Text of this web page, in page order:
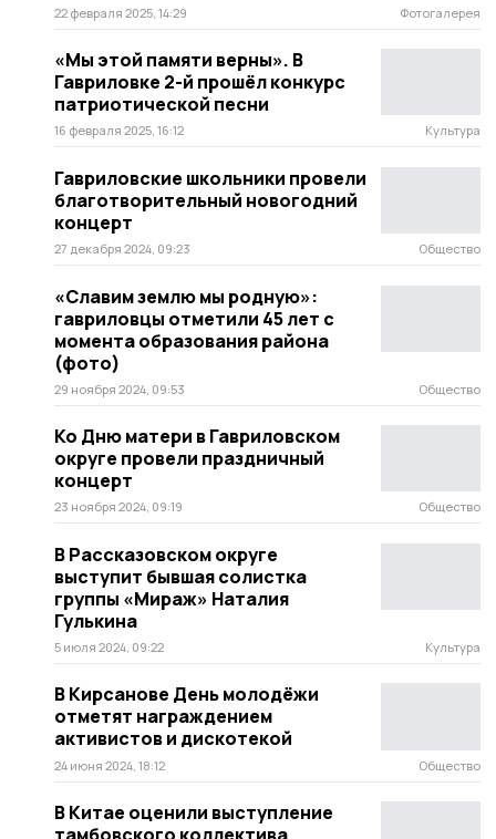
22 февраля 2025, 14:29 Фотогалерея
«Мы этой памяти верны». В
Гавриловке 2-й прошёл конкурс
патриотической песни
16 февраля 2025, 16:12 Культура
Гавриловские школьники провели
благотворительный новогодний
концерт
27 декабря 2024, 09:23 Общество
«Славим землю мы родную»:
гавриловцы отметили 45 лет с
момента образования района
(фото)
29 ноября 2024, 09:53 Общество
Ко Дню матери в Гавриловском
округе провели праздничный
концерт
23 ноября 2024, 09:19 Общество
В Рассказовском округе
выступит бывшая солистка
группы «Мираж» Наталия
Гулькина
5 июля 2024, 09:22 Культура
В Кирсанове День молодёжи
отметят награждением
активистов и дискотекой
24 июня 2024, 18:12 Общество
В Китае оценили выступление